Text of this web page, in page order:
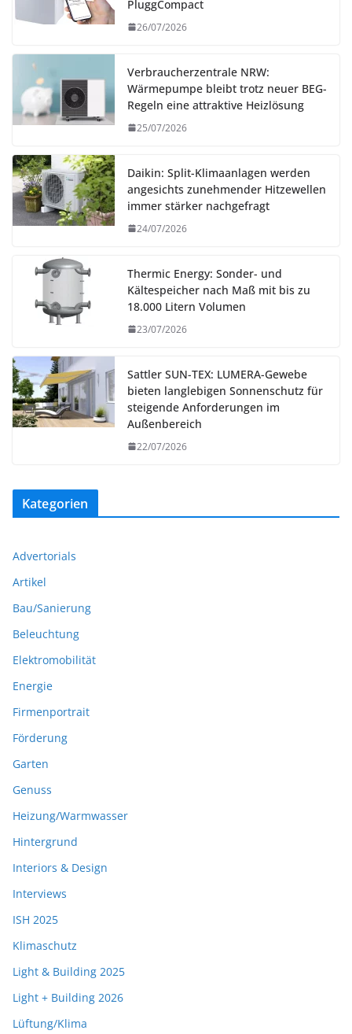
PluggCompact
26/07/2026
Verbraucherzentrale NRW:
Wärmepumpe bleibt trotz neuer BEG-
Regeln eine attraktive Heizlösung
25/07/2026
Daikin: Split-Klimaanlagen werden
angesichts zunehmender Hitzewellen
immer stärker nachgefragt
24/07/2026
Thermic Energy: Sonder- und
Kältespeicher nach Maß mit bis zu
18.000 Litern Volumen
23/07/2026
Sattler SUN-TEX: LUMERA-Gewebe
bieten langlebigen Sonnenschutz für
steigende Anforderungen im
Außenbereich
22/07/2026
Kategorien
Advertorials
Artikel
Bau/Sanierung
Beleuchtung
Elektromobilität
Energie
Firmenportrait
Förderung
Garten
Genuss
Heizung/Warmwasser
Hintergrund
Interiors & Design
Interviews
ISH 2025
Klimaschutz
Light & Building 2025
Light + Building 2026
Lüftung/Klima